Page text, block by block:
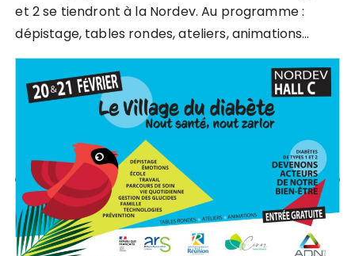
et 2 se tiendront à la Nordev. Au programme :
dépistage, tables rondes, ateliers, animations…